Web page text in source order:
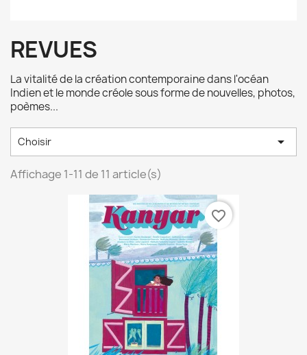
REVUES
La vitalité de la création contemporaine dans l'océan
Indien et le monde créole sous forme de nouvelles, photos,
poèmes...
Choisir 
Affichage 1-11 de 11 article(s)
favorite_border